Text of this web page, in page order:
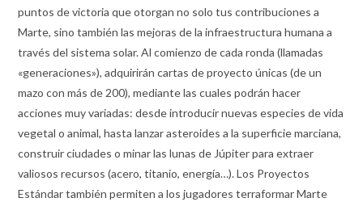
puntos de victoria que otorgan no solo tus contribuciones a
Marte, sino también las mejoras de la infraestructura humana a
través del sistema solar. Al comienzo de cada ronda (llamadas
«generaciones»), adquirirán cartas de proyecto únicas (de un
mazo con más de 200), mediante las cuales podrán hacer
acciones muy variadas: desde introducir nuevas especies de vida
vegetal o animal, hasta lanzar asteroides a la superficie marciana,
construir ciudades o minar las lunas de Júpiter para extraer
valiosos recursos (acero, titanio, energía…). Los Proyectos
Estándar también permiten a los jugadores terraformar Marte